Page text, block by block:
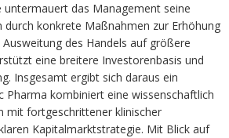
das Management seine
konkrete Maßnahmen zur Erhöhung
des Handels auf größere
eine breitere Investorenbasis und
Insgesamt ergibt sich daraus ein
Pharma kombiniert eine wissenschaftlich
mit fortgeschrittener klinischer
Kapitalmarktstrategie. Mit Blick auf